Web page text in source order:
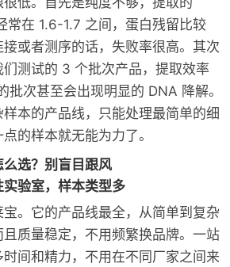
在 1.6-1.7 之间，蛋白残留比较
或者测序的话，失败率很高。其次
测试的 3 个批次产品，提取效率
批次甚至会出现明显的 DNA 降解。
本的产品线，只能处理最简单的细
的样本就无能为力了。
选？别盲目跟风
验室，样本类型多
。它的产品线最全，从简单到复杂
质量稳定，不用频繁换品牌。一站
间和精力，不用在不同厂家之间来